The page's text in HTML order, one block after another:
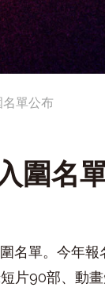
單公布
圍名
名單。今年
片90部、動